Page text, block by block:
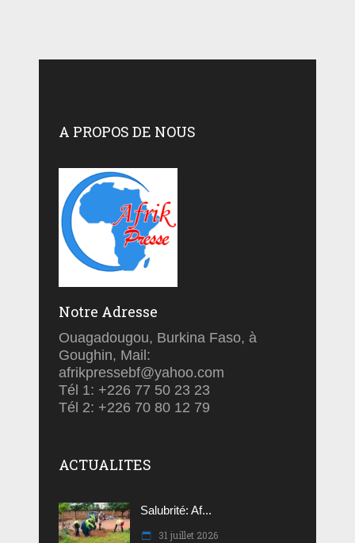
A PROPOS DE NOUS
Notre Adresse
Ouagadougou, Burkina Faso, à
Goughin, Mail:
afrikpressebf@yahoo.com
Tél 1: +226 77 50 23 23
Tél 2: +226 70 80 12 79
ACTUALITES
Salubrité: Af...
31 juillet 2026